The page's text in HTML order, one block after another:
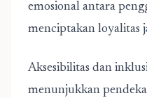
emosional antara
menciptakan loyalitas
Aksesibilitas dan
menunjukkan